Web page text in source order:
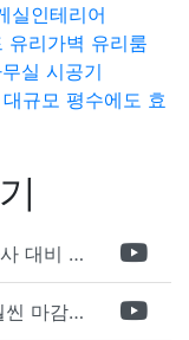
실인테리어
유리가벽 유리룸
실 시공기
규모 평수에도 효
포트폴리오 중에서도 타사 대비 상세하게 진행되는것 같다는 느낌을 많이 받았습니다. 시공 기반과 디자인기반의 인테리어 회사의 차이점을 알게되었는데 인테리어 디자인 기반의 회사와의 컨텍이 굉장히 만족스러웠습니다.
제가 생각했던것 보다 훨씬 마감이 멋있게 잘 나왔습니다. 바닥 이라던지 벽지색상 그리고 통유리로 추천 해주신것도 참 좋았습니다. 916의 노하우를 잘 살려서 공사는 잘 마무리 된것 같습니다.